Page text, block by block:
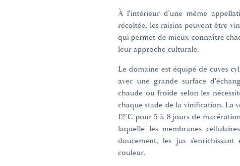
À l'intérieur d'une même
récoltée, les raisins peuvent être
qui permet de mieux connaître
leur approche culturale.
Le domaine est équipé de cuves
avec une grande surface
chaude ou froide selon les
chaque stade de la vinification. La
12°C pour 5 à 8 jours de
laquelle les membranes
doucement, les jus
couleur.